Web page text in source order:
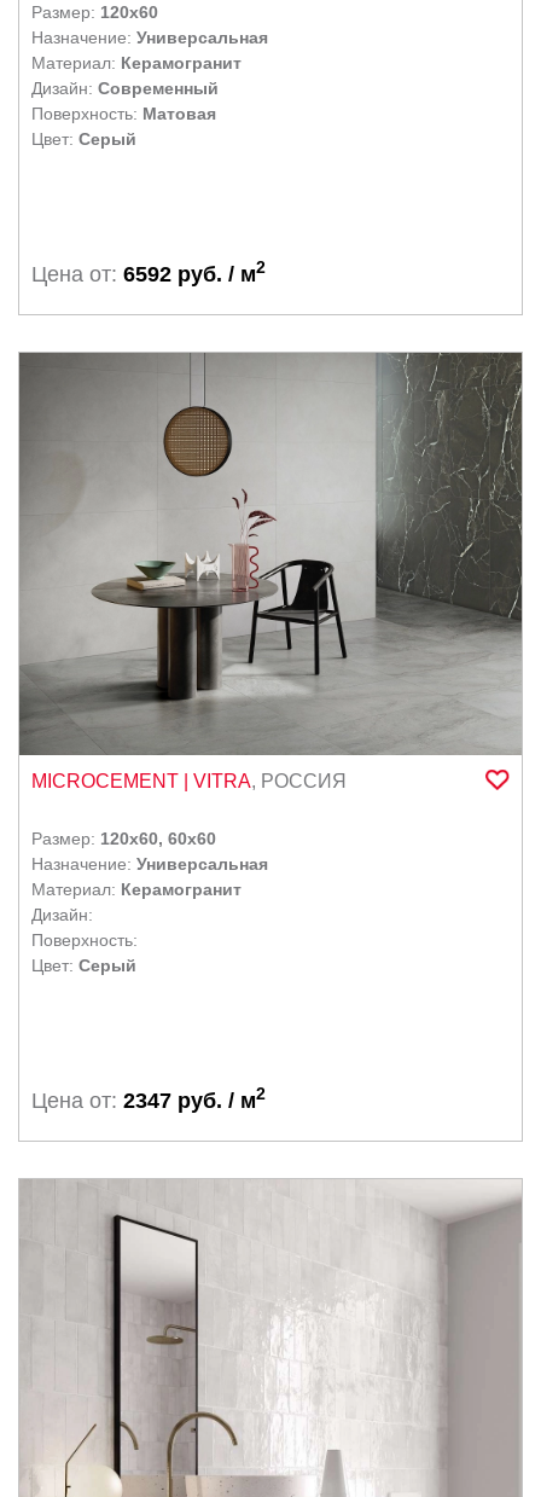
Размер: 120x60
Назначение: Универсальная
Материал: Керамогранит
Дизайн: Современный
Поверхность: Матовая
Цвет: Серый
Цена от: 6592 руб. / м2
MICROCEMENT | VITRA, РОССИЯ
Размер: 120x60, 60x60
Назначение: Универсальная
Материал: Керамогранит
Дизайн:
Поверхность:
Цвет: Серый
Цена от: 2347 руб. / м2